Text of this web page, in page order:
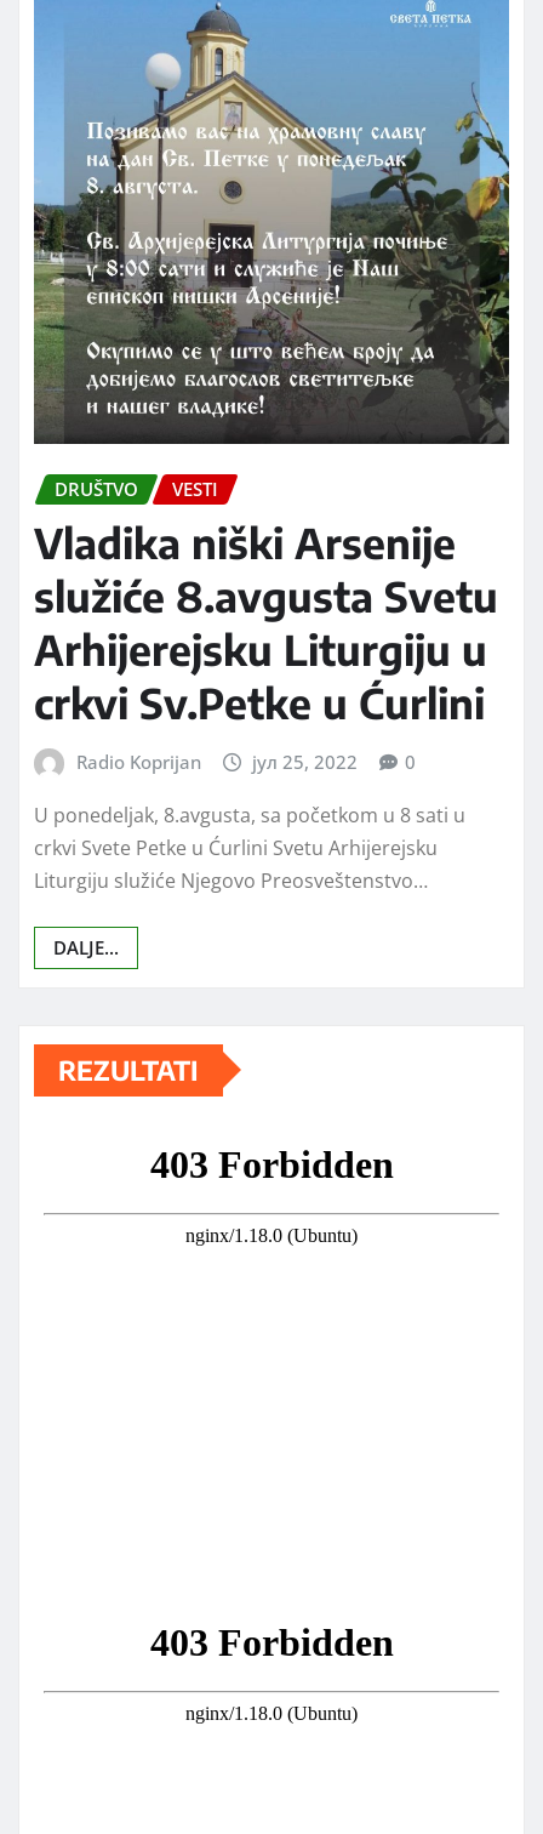
DRUŠTVO VESTI
Vladika niški Arsenije
služiće 8.avgusta Svetu
Arhijerejsku Liturgiju u
crkvi Sv.Petke u Ćurlini
Radio Koprijan јул 25, 2022 0
U ponedeljak, 8.avgusta, sa početkom u 8 sati u
crkvi Svete Petke u Ćurlini Svetu Arhijerejsku
Liturgiju služiće Njegovo Preosveštenstvo…
DALJE...
REZULTATI